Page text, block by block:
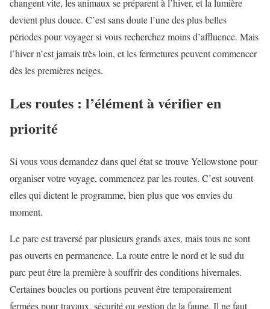
devient plus douce. C’est sans doute l’une des plus belles
périodes pour voyager si vous recherchez moins d’affluence. Mais
l’hiver n’est jamais très loin, et les fermetures peuvent commencer
dès les premières neiges.
Les routes : l’élément à vérifier en
priorité
Si vous vous demandez dans quel état se trouve Yellowstone pour
organiser votre voyage, commencez par les routes. C’est souvent
elles qui dictent le programme, bien plus que vos envies du
moment.
Le parc est traversé par plusieurs grands axes, mais tous ne sont
pas ouverts en permanence. La route entre le nord et le sud du
parc peut être la première à souffrir des conditions hivernales.
Certaines boucles ou portions peuvent être temporairement
fermées pour travaux, sécurité ou gestion de la faune. Il ne faut